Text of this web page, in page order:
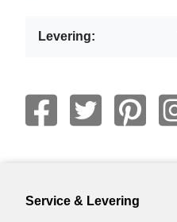
Levering:
Service & Levering